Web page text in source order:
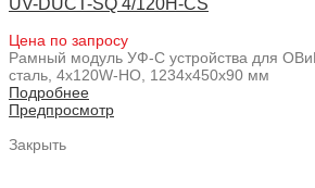
Цена по запросу
Рамный модуль УФ-С устройства для
сталь, 4x120W-HO, 1234x450x90 мм
Подробнее
Предпросмотр
Закрыть